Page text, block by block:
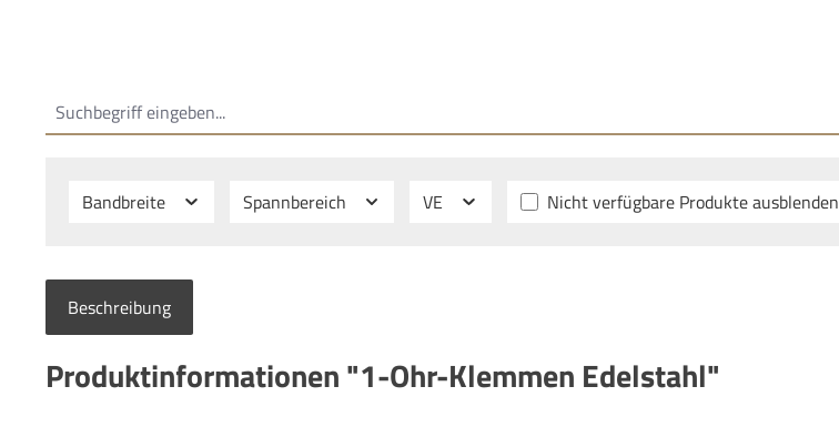
Bandbreite Spannbereich VE Nicht verfügbare Produkte ausblenden
Beschreibung
Produktinformationen "1-Ohr-Klemmen Edelstahl"